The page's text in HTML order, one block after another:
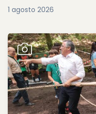
1 agosto 2026